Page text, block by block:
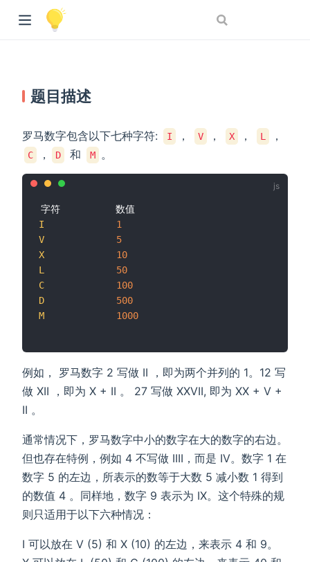
题目描述
罗马数字包含以下七种字符: I ， V ， X ， L ，
C ， D 和 M 。
I
1
V
5
X
10
L
50
C
100
D
500
M
1000
例如， 罗马数字 2 写做 II ，即为两个并列的 1。12 写
做 XII ，即为 X + II 。 27 写做 XXVII, 即为 XX + V +
II 。
通常情况下，罗马数字中小的数字在大的数字的右边。
但也存在特例，例如 4 不写做 IIII，而是 IV。数字 1 在
数字 5 的左边，所表示的数等于大数 5 减小数 1 得到
的数值 4 。同样地，数字 9 表示为 IX。这个特殊的规
则只适用于以下六种情况：
I 可以放在 V (5) 和 X (10) 的左边，来表示 4 和 9。